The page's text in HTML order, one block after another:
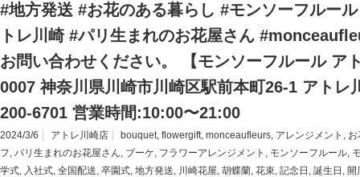
#地方発送 #お花のある暮らし #モンソーフルー
トレ川崎 #パリ生まれのお花屋さん
お問い合わせください。 【モンソーフルール ア
0007 神奈川県川崎市川崎区駅前本町26-1 アトレ
200-6701 営業時間:10:00〜21:00
2024/3/6 アトレ川崎店 bouquet, flowergift, monceaufleurs, アレンジメント , お
フ, パリ生まれのお花屋さん, ブーケ, フラワーアレンジメント , モンソーフルール,
学式, 入社式, 全国配送, 卒園式, 地方発送, 川崎花屋, 胡蝶蘭, 花束, 記念日 , 誕生日 , 開